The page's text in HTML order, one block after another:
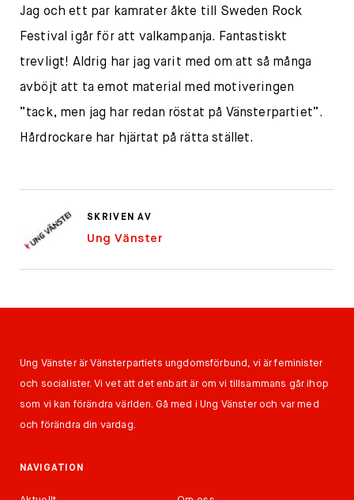
Jag och ett par kamrater åkte till Sweden Rock
Festival igår för att valkampanja. Fantastiskt
trevligt! Aldrig har jag varit med om att så många
avböjt att ta emot material med motiveringen
”tack, men jag har redan röstat på Vänsterpartiet”.
Hårdrockare har hjärtat på rätta stället.
SKRIVEN AV
Ung Vänster
Ung Vänster är Vänsterpartiets ungdomsförbund, vi är feminister
och socialister. Vi vet att det enbart är om vi tillsammans går ihop
som vi kan förändra världen. Gå med i Ung Vänster och var med
och förändra din vardag.
NAVIGATION